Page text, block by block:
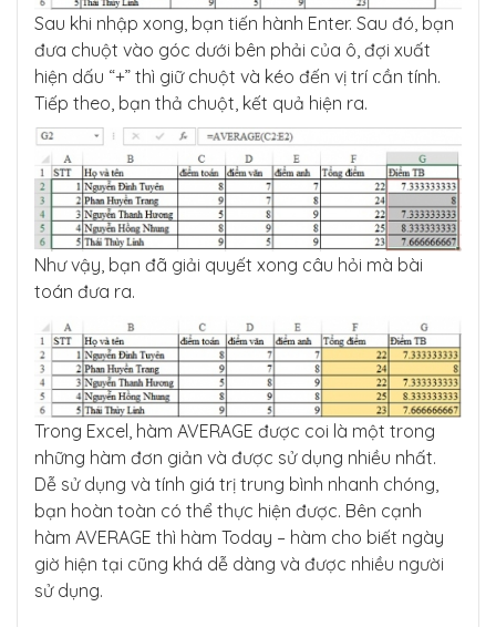
Sau khi nhập xong, bạn tiến hành Enter. Sau đó, bạn
đưa chuột vào góc dưới bên phải của ô, đợi xuất
hiện dấu “+” thì giữ chuột và kéo đến vị trí cần tính.
Tiếp theo, bạn thả chuột, kết quả hiện ra.
Như vậy, bạn đã giải quyết xong câu hỏi mà bài
toán đưa ra.
Trong Excel, hàm AVERAGE được coi là một trong
những hàm đơn giản và được sử dụng nhiều nhất.
Dễ sử dụng và tính giá trị trung bình nhanh chóng,
bạn hoàn toàn có thể thực hiện được. Bên cạnh
hàm AVERAGE thì hàm Today – hàm cho biết ngày
giờ hiện tại cũng khá dễ dàng và được nhiều người
sử dụng.